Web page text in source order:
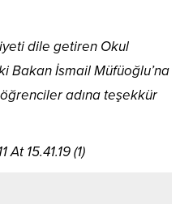
dile getiren Okul
Bakan İsmail Müfüoğlu’na
adına teşekkür